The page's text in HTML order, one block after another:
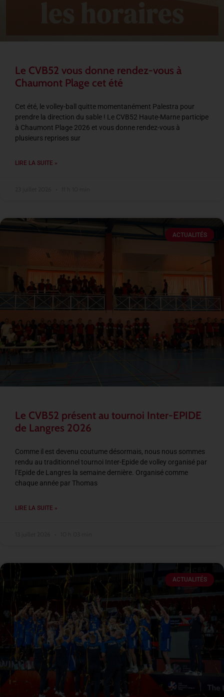
Le CVB52 vous donne rendez-vous à
Chaumont Plage cet été
Cet été, le volley-ball quitte momentanément Palestra pour
prendre la direction du sable ! Le CVB52 Haute-Marne participe
à Chaumont Plage 2026 et vous donne rendez-vous à
plusieurs reprises sur
LIRE LA SUITE »
ACTUALITÉS
Le CVB52 présent au tournoi Inter-EPIDE
de Langres 2026
Comme il est devenu coutume désormais, nous nous sommes
rendu au traditionnel tournoi Inter-Epide de volley organisé par
l’Epide de Langres la semaine dernière. Organisé comme
chaque année par Thomas
LIRE LA SUITE »
ACTUALITÉS